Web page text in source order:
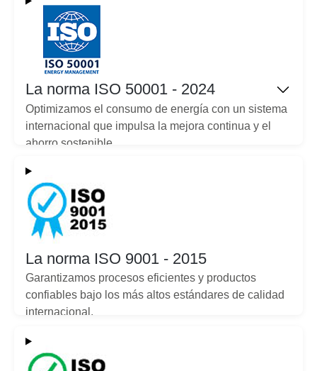
La norma ISO 50001 - 2024
Optimizamos el consumo de energía con un sistema
internacional que impulsa la mejora continua y el
ahorro sostenible.
La norma ISO 9001 - 2015
Garantizamos procesos eficientes y productos
confiables bajo los más altos estándares de calidad
internacional.